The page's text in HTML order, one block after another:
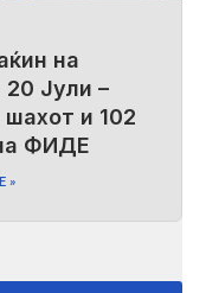
на
Јули –
и 102
ФИДЕ
»